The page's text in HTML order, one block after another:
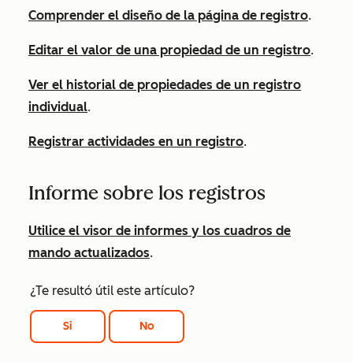
Comprender el diseño de la página de registro.
Editar el valor de una propiedad de un registro.
Ver el historial de propiedades de un registro
individual.
Registrar actividades en un registro.
Informe sobre los registros
Utilice el visor de informes y los cuadros de
mando actualizados.
¿Te resultó útil este artículo?
Si No